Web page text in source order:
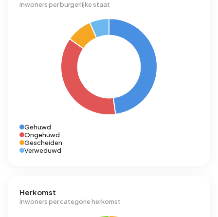
Inwoners per burgerlijke staat
Gehuwd
Ongehuwd
Gescheiden
Verweduwd
Herkomst
Inwoners per categorie herkomst